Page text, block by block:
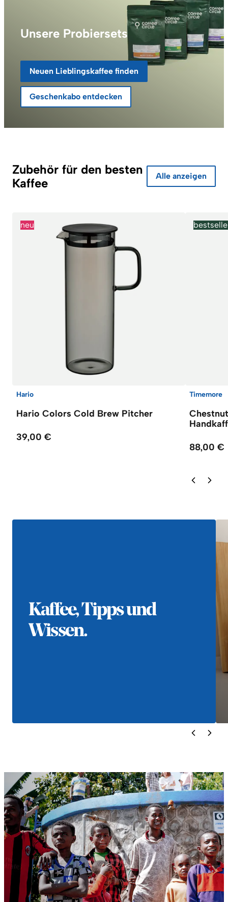
Unsere Probiersets
Neuen Lieblingskaffee finden
Geschenkabo entdecken
Zubehör für den besten
Kaffee
Alle anzeigen
neu
Hario
Hario Colors Cold Brew Pitcher
39,00 €
Timemore
88,00 €
Kaffee, Tipps und
Wissen.